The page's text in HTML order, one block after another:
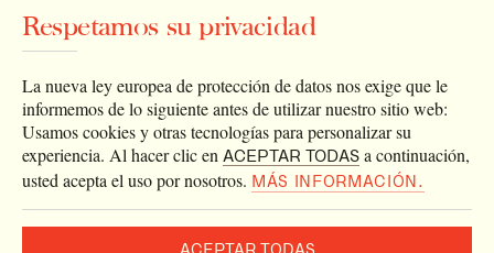
Enlaces
Newsletter
Respetamos su privacidad
La nueva ley europea de protección de datos nos exige que le
informemos de lo siguiente antes de utilizar nuestro sitio web:
Usamos cookies y otras tecnologías para personalizar su
experiencia. Al hacer clic en ACEPTAR TODAS a continuación,
usted acepta el uso por nosotros. MÁS INFORMACIÓN.